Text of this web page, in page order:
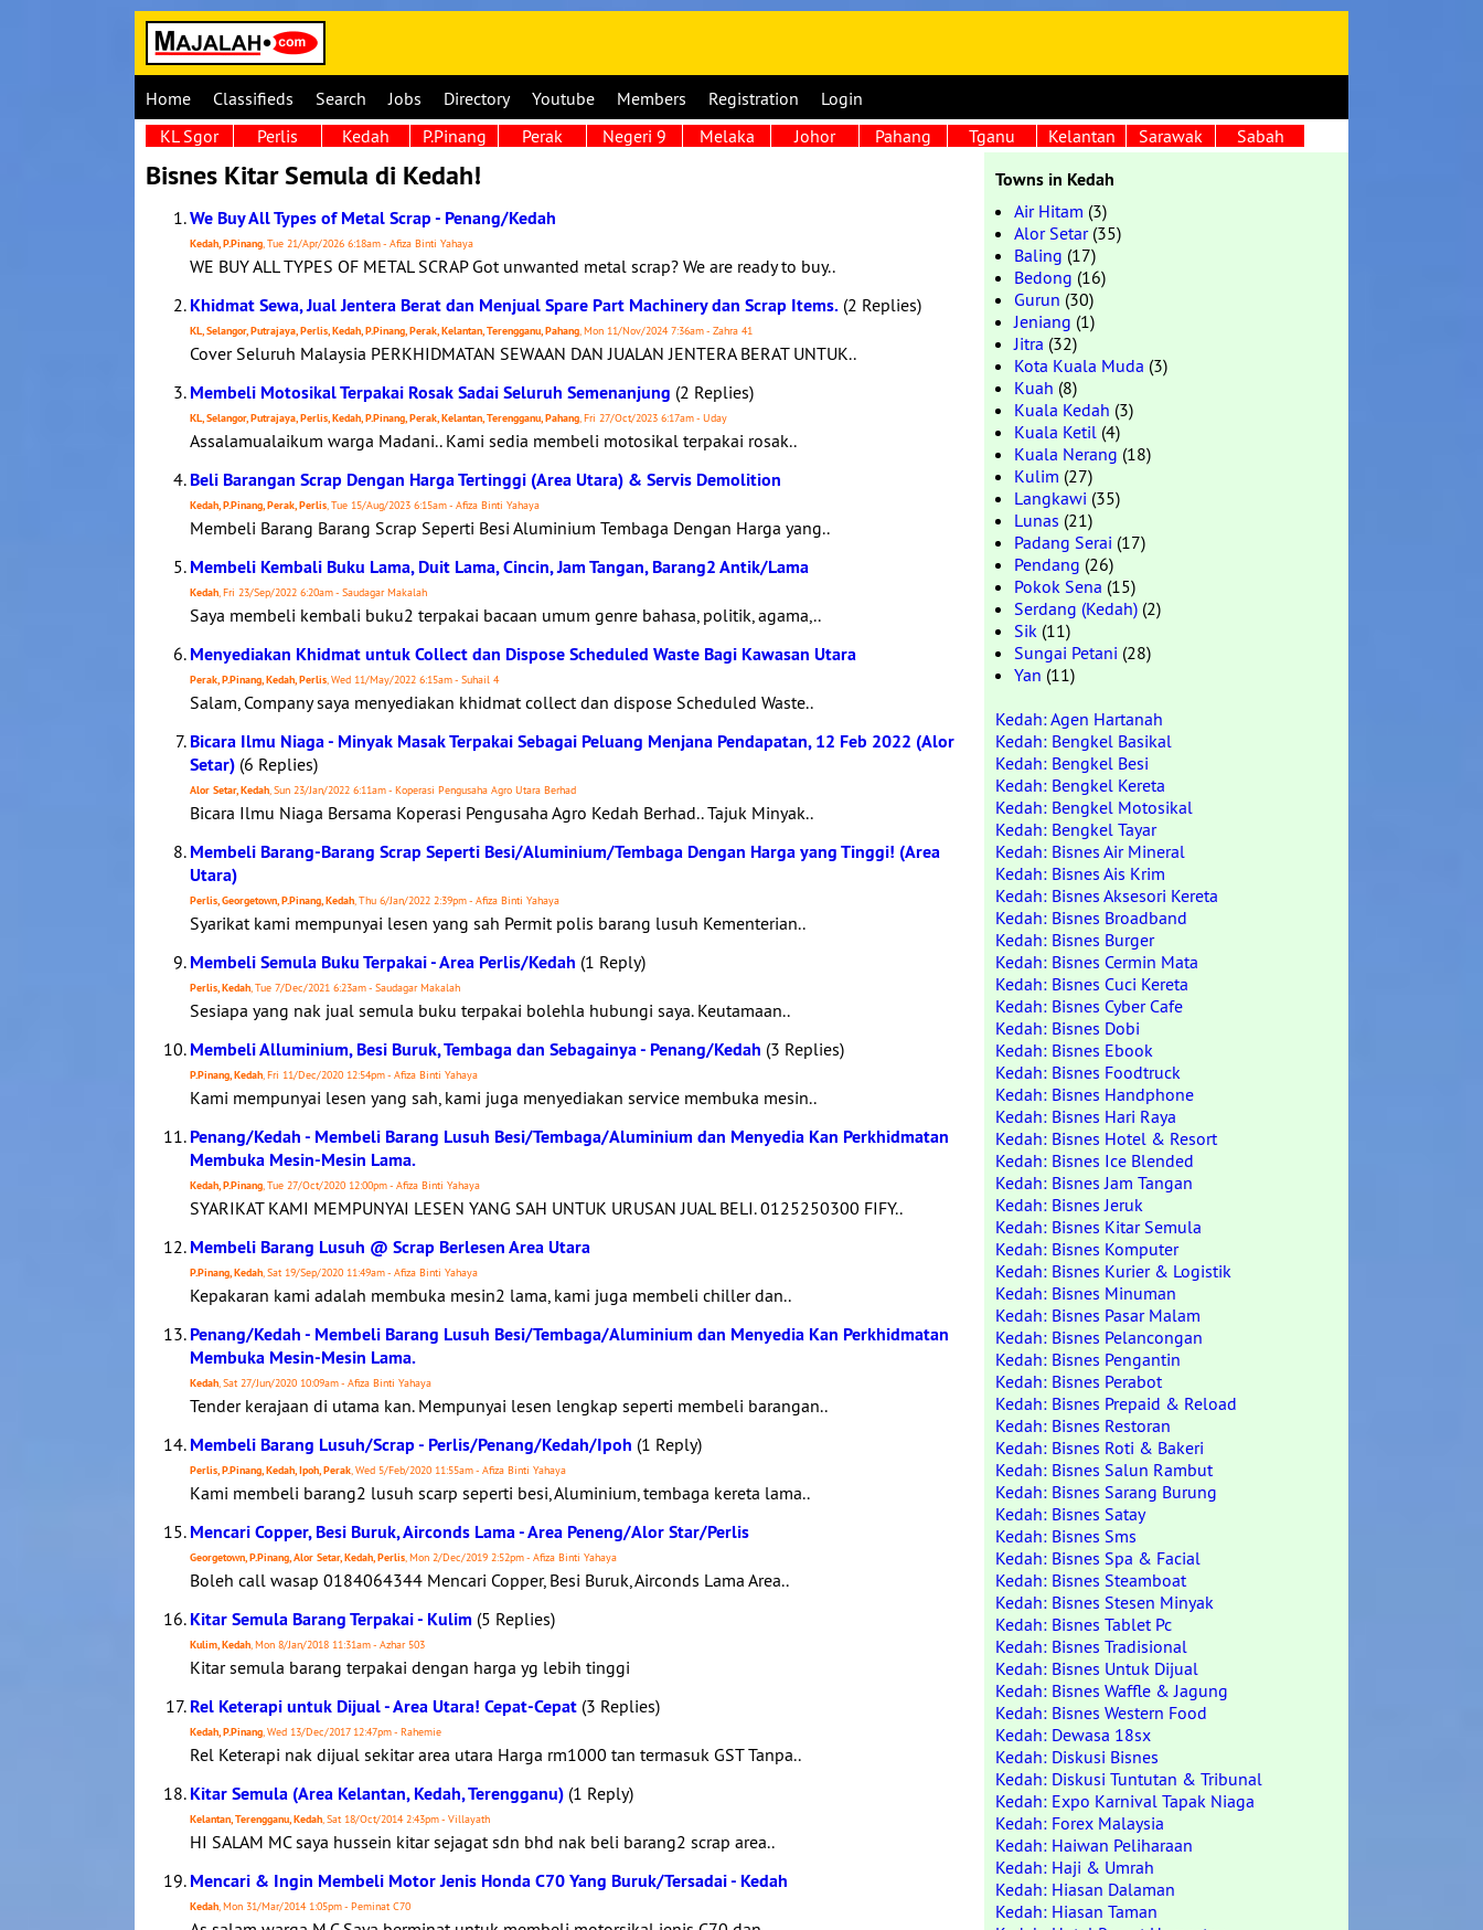
Home Classifieds Search Jobs Directory Youtube Members Registration
Login
KL Sgor
Perlis Kedah P.Pinang Perak Negeri 9 Melaka Johor Pahang Tganu Kelantan Sarawak Sabah
Bisnes Kitar Semula di Kedah!
We Buy All Types of Metal Scrap - Penang/Kedah
Kedah, P.Pinang, Tue 21/Apr/2026 6:18am - Afiza Binti Yahaya
WE BUY ALL TYPES OF METAL SCRAP Got unwanted metal scrap? We are ready to buy..
Khidmat Sewa, Jual Jentera Berat dan Menjual Spare Part Machinery dan Scrap Items. (2 Replies)
KL, Selangor, Putrajaya, Perlis, Kedah, P.Pinang, Perak, Kelantan, Terengganu, Pahang, Mon 11/Nov/2024 7:36am - Zahra 41
Cover Seluruh Malaysia PERKHIDMATAN SEWAAN DAN JUALAN JENTERA BERAT UNTUK..
Membeli Motosikal Terpakai Rosak Sadai Seluruh Semenanjung (2 Replies)
KL, Selangor, Putrajaya, Perlis, Kedah, P.Pinang, Perak, Kelantan, Terengganu, Pahang, Fri 27/Oct/2023 6:17am - Uday
Assalamualaikum warga Madani.. Kami sedia membeli motosikal terpakai rosak..
Beli Barangan Scrap Dengan Harga Tertinggi (Area Utara) & Servis Demolition
Kedah, P.Pinang, Perak, Perlis, Tue 15/Aug/2023 6:15am - Afiza Binti Yahaya
Membeli Barang Barang Scrap Seperti Besi Aluminium Tembaga Dengan Harga yang..
Membeli Kembali Buku Lama, Duit Lama, Cincin, Jam Tangan, Barang2 Antik/Lama
Kedah, Fri 23/Sep/2022 6:20am - Saudagar Makalah
Saya membeli kembali buku2 terpakai bacaan umum genre bahasa, politik, agama,..
Menyediakan Khidmat untuk Collect dan Dispose Scheduled Waste Bagi Kawasan Utara
Perak, P.Pinang, Kedah, Perlis, Wed 11/May/2022 6:15am - Suhail 4
Salam, Company saya menyediakan khidmat collect dan dispose Scheduled Waste..
Bicara Ilmu Niaga - Minyak Masak Terpakai Sebagai Peluang Menjana Pendapatan, 12 Feb 2022 (Alor
Setar) (6 Replies)
Alor Setar, Kedah, Sun 23/Jan/2022 6:11am - Koperasi Pengusaha Agro Utara Berhad
Bicara Ilmu Niaga Bersama Koperasi Pengusaha Agro Kedah Berhad.. Tajuk Minyak..
Membeli Barang-Barang Scrap Seperti Besi/Aluminium/Tembaga Dengan Harga yang Tinggi! (Area
Utara)
Perlis, Georgetown, P.Pinang, Kedah, Thu 6/Jan/2022 2:39pm - Afiza Binti Yahaya
Syarikat kami mempunyai lesen yang sah Permit polis barang lusuh Kementerian..
Membeli Semula Buku Terpakai - Area Perlis/Kedah (1 Reply)
Perlis, Kedah, Tue 7/Dec/2021 6:23am - Saudagar Makalah
Sesiapa yang nak jual semula buku terpakai bolehla hubungi saya. Keutamaan..
Membeli Alluminium, Besi Buruk, Tembaga dan Sebagainya - Penang/Kedah (3 Replies)
P.Pinang, Kedah, Fri 11/Dec/2020 12:54pm - Afiza Binti Yahaya
Kami mempunyai lesen yang sah, kami juga menyediakan service membuka mesin..
Penang/Kedah - Membeli Barang Lusuh Besi/Tembaga/Aluminium dan Menyedia Kan Perkhidmatan
Membuka Mesin-Mesin Lama.
Kedah, P.Pinang, Tue 27/Oct/2020 12:00pm - Afiza Binti Yahaya
SYARIKAT KAMI MEMPUNYAI LESEN YANG SAH UNTUK URUSAN JUAL BELI. 0125250300 FIFY..
Membeli Barang Lusuh @ Scrap Berlesen Area Utara
P.Pinang, Kedah, Sat 19/Sep/2020 11:49am - Afiza Binti Yahaya
Kepakaran kami adalah membuka mesin2 lama, kami juga membeli chiller dan..
Penang/Kedah - Membeli Barang Lusuh Besi/Tembaga/Aluminium dan Menyedia Kan Perkhidmatan
Membuka Mesin-Mesin Lama.
Kedah, Sat 27/Jun/2020 10:09am - Afiza Binti Yahaya
Tender kerajaan di utama kan. Mempunyai lesen lengkap seperti membeli barangan..
Membeli Barang Lusuh/Scrap - Perlis/Penang/Kedah/Ipoh (1 Reply)
Perlis, P.Pinang, Kedah, Ipoh, Perak, Wed 5/Feb/2020 11:55am - Afiza Binti Yahaya
Kami membeli barang2 lusuh scarp seperti besi, Aluminium, tembaga kereta lama..
Mencari Copper, Besi Buruk, Airconds Lama - Area Peneng/Alor Star/Perlis
Georgetown, P.Pinang, Alor Setar, Kedah, Perlis, Mon 2/Dec/2019 2:52pm - Afiza Binti Yahaya
Boleh call wasap 0184064344 Mencari Copper, Besi Buruk, Airconds Lama Area..
Kitar Semula Barang Terpakai - Kulim (5 Replies)
Kulim, Kedah, Mon 8/Jan/2018 11:31am - Azhar 503
Kitar semula barang terpakai dengan harga yg lebih tinggi
Rel Keterapi untuk Dijual - Area Utara! Cepat-Cepat (3 Replies)
Kedah, P.Pinang, Wed 13/Dec/2017 12:47pm - Rahemie
Rel Keterapi nak dijual sekitar area utara Harga rm1000 tan termasuk GST Tanpa..
Kitar Semula (Area Kelantan, Kedah, Terengganu) (1 Reply)
Kelantan, Terengganu, Kedah, Sat 18/Oct/2014 2:43pm - Villayath
HI SALAM MC saya hussein kitar sejagat sdn bhd nak beli barang2 scrap area..
Mencari & Ingin Membeli Motor Jenis Honda C70 Yang Buruk/Tersadai - Kedah
Kedah, Mon 31/Mar/2014 1:05pm - Peminat C70
Towns in Kedah
Air Hitam (3)
Alor Setar(35)
Baling (17)
Bedong (16)
Gurun (30)
Jeniang (1)
Jitra (32)
Kota Kuala Muda (3)
Kuah (8)
Kuala Kedah (3)
Kuala Ketil (4)
Kuala Nerang (18)
Kulim (27)
Langkawi (35)
Lunas (21)
Padang Serai (17)
Pendang (26)
Pokok Sena (15)
Serdang (Kedah) (2)
Sik (11)
Sungai Petani (28)
Yan (11)
Kedah: Agen Hartanah
Kedah: Bengkel Basikal
Kedah: Bengkel Besi
Kedah: Bengkel Kereta
Kedah: Bengkel Motosikal
Kedah: Bengkel Tayar
Kedah: Bisnes Air Mineral
Kedah: Bisnes Ais Krim
Kedah: Bisnes Aksesori Kereta
Kedah: Bisnes Broadband
Kedah: Bisnes Burger
Kedah: Bisnes Cermin Mata
Kedah: Bisnes Cuci Kereta
Kedah: Bisnes Cyber Cafe
Kedah: Bisnes Dobi
Kedah: Bisnes Ebook
Kedah: Bisnes Foodtruck
Kedah: Bisnes Handphone
Kedah: Bisnes Hari Raya
Kedah: Bisnes Hotel & Resort
Kedah: Bisnes Ice Blended
Kedah: Bisnes Jam Tangan
Kedah: Bisnes Jeruk
Kedah: Bisnes Kitar Semula
Kedah: Bisnes Komputer
Kedah: Bisnes Kurier & Logistik
Kedah: Bisnes Minuman
Kedah: Bisnes Pasar Malam
Kedah: Bisnes Pelancongan
Kedah: Bisnes Pengantin
Kedah: Bisnes Perabot
Kedah: Bisnes Prepaid & Reload
Kedah: Bisnes Restoran
Kedah: Bisnes Roti & Bakeri
Kedah: Bisnes Salun Rambut
Kedah: Bisnes Sarang Burung
Kedah: Bisnes Satay
Kedah: Bisnes Sms
Kedah: Bisnes Spa & Facial
Kedah: Bisnes Steamboat
Kedah: Bisnes Stesen Minyak
Kedah: Bisnes Tablet Pc
Kedah: Bisnes Tradisional
Kedah: Bisnes Untuk Dijual
Kedah: Bisnes Waffle & Jagung
Kedah: Bisnes Western Food
Kedah: Dewasa 18sx
Kedah: Diskusi Bisnes
Kedah: Diskusi Tuntutan & Tribunal
Kedah: Expo Karnival Tapak Niaga
Kedah: Forex Malaysia
Kedah: Haiwan Peliharaan
Kedah: Haji & Umrah
Kedah: Hiasan Dalaman
Kedah: Hiasan Taman